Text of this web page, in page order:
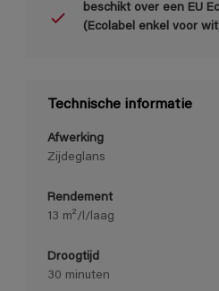
beschikt over een EU
(Ecolabel enkel voor
Technische informatie
Afwerking
Zijdeglans
Rendement
13 m²/l/laag
Droogtijd
30 minuten